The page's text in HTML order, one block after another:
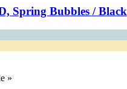
Spring Bubbles / Black
»